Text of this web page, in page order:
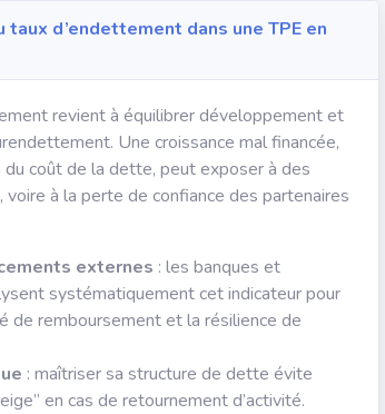
taux d’endettement dans une TPE en
revient à équilibrer développement et
Une croissance mal financée,
coût de la dette, peut exposer à des
à la perte de confiance des partenaires
externes : les banques et
systématiquement cet indicateur pour
de remboursement et la résilience de
: maîtriser sa structure de dette évite
en cas de retournement d’activité.